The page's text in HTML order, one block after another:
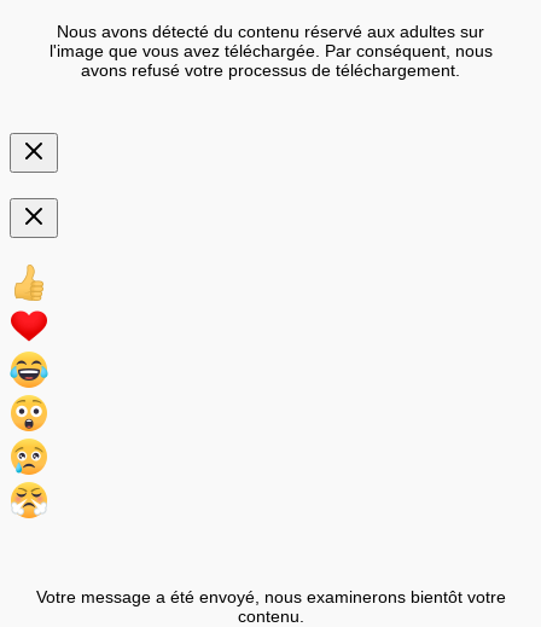
Nous avons détecté du contenu réservé aux adultes sur
l'image que vous avez téléchargée. Par conséquent, nous
avons refusé votre processus de téléchargement.
Votre message a été envoyé, nous examinerons bientôt votre
contenu.